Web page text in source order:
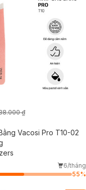
₫
Vacosi Pro T10-02
6/tháng
55%